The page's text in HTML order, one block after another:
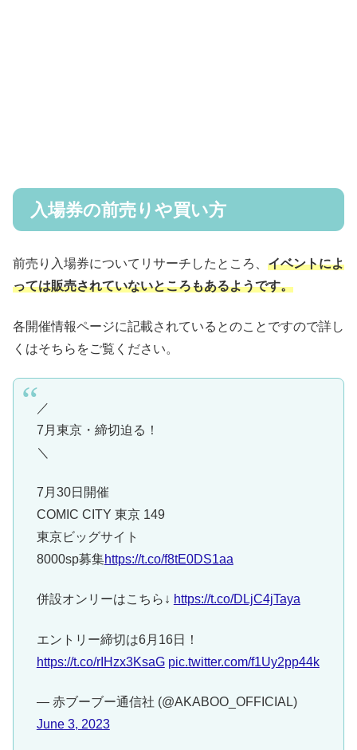
入場券の前売りや買い方
前売り入場券についてリサーチしたところ、 イベントによ
っては販売されていないところもあるようです。
各開催情報ページに記載されているとのことですので詳し
くはそちらをご覧ください。
／
7月東京・締切迫る！
＼
7月30日開催
COMIC CITY 東京 149
東京ビッグサイト
8000sp募集https://t.co/f8tE0DS1aa
併設オンリーはこちら↓ https://t.co/DLjC4jTaya
エントリー締切は6月16日！
https://t.co/rIHzx3KsaG pic.twitter.com/f1Uy2pp44k
— 赤ブーブー通信社 (@AKABOO_OFFICIAL)
June 3, 2023